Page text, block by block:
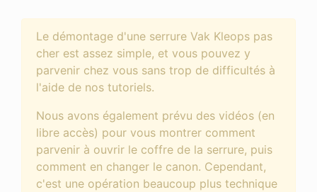
Le démontage d'une serrure Vak Kleops pas
cher est assez simple, et vous pouvez y
parvenir chez vous sans trop de difficultés à
l'aide de nos tutoriels.
Nous avons également prévu des vidéos (en
libre accès) pour vous montrer comment
parvenir à ouvrir le coffre de la serrure, puis
comment en changer le canon. Cependant,
c'est une opération beaucoup plus technique